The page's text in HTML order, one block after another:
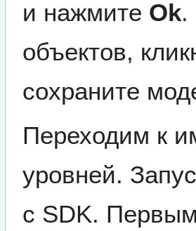
и нажмите Ok.
объектов,
сохраните
Переходим к
уровней.
с SDK.